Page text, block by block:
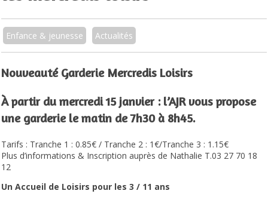
Enfance & jeunesse Actualités
Nouveauté Garderie Mercredis Loisirs
À partir du mercredi 15 janvier : l’AJR vous propose
une garderie le matin de 7h30 à 8h45.
Tarifs : Tranche 1 : 0.85€ / Tranche 2 : 1€/Tranche 3 : 1.15€
Plus d’informations & Inscription auprès de Nathalie T.03 27 70 18
12
Un Accueil de Loisirs pour les 3 / 11 ans